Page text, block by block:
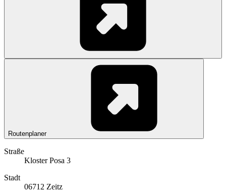
Routenplaner
Straße
Kloster Posa 3
Stadt
06712 Zeitz